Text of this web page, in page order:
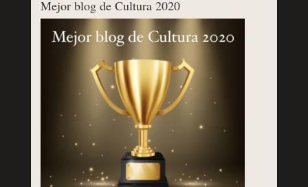
Mejor blog de Cultura 2020